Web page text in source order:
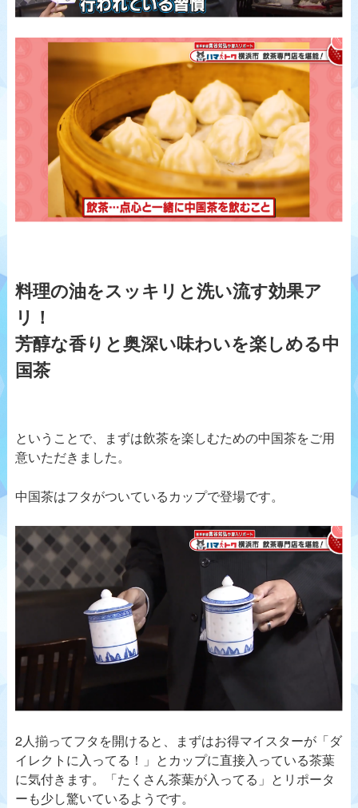
料理の油をスッキリと洗い流す効果ア
リ！
芳醇な香りと奥深い味わいを楽しめる中
国茶
ということで、まずは飲茶を楽しむための中国茶をご用
意いただきました。
中国茶はフタがついているカップで登場です。
2人揃ってフタを開けると、まずはお得マイスターが「ダ
イレクトに入ってる！」とカップに直接入っている茶葉
に気付きます。「たくさん茶葉が入ってる」とリポータ
ーも少し驚いているようです。